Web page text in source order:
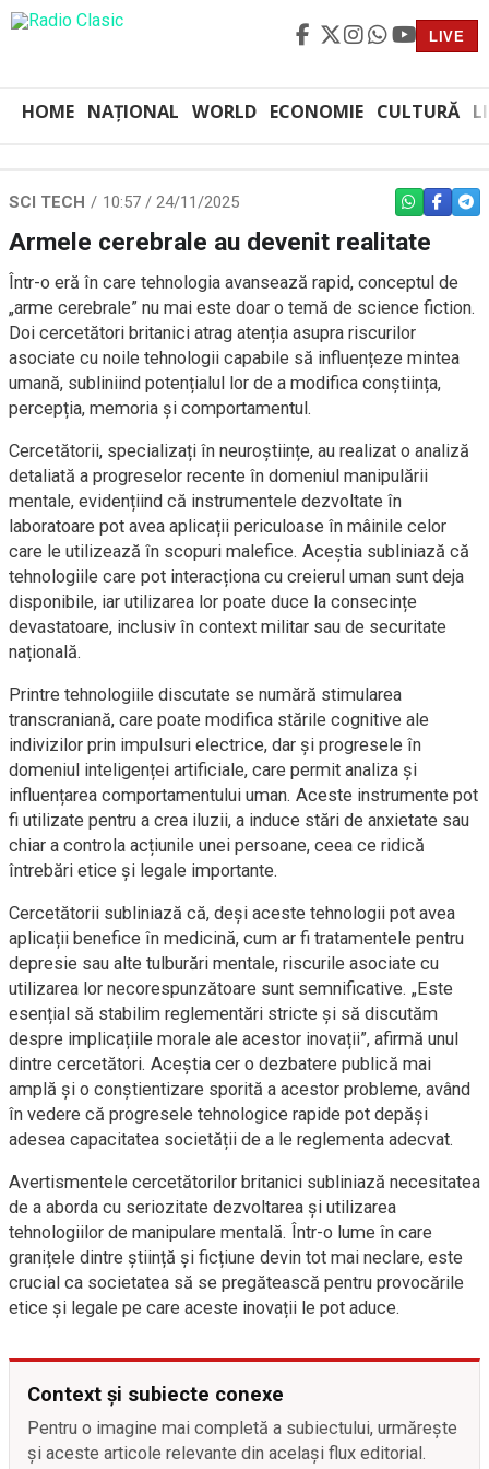
LIVE
HOME NAȚIONAL WORLD ECONOMIE CULTURĂ
SCI TECH 10:57 / 24/11/2025 WHATSAPP
Armele cerebrale au devenit realitate
Într-o eră în care tehnologia avansează rapid, conceptul de
„arme cerebrale” nu mai este doar o temă de science fiction.
Doi cercetători britanici atrag atenția asupra riscurilor
asociate cu noile tehnologii capabile să influențeze mintea
umană, subliniind potențialul lor de a modifica conștiința,
percepția, memoria și comportamentul.
Cercetătorii, specializați în neuroștiințe, au realizat o analiză
detaliată a progreselor recente în domeniul manipulării
mentale, evidențiind că instrumentele dezvoltate în
laboratoare pot avea aplicații periculoase în mâinile celor
care le utilizează în scopuri malefice. Aceștia subliniază că
tehnologiile care pot interacționa cu creierul uman sunt deja
disponibile, iar utilizarea lor poate duce la consecințe
devastatoare, inclusiv în context militar sau de securitate
națională.
Printre tehnologiile discutate se numără stimularea
transcraniană, care poate modifica stările cognitive ale
indivizilor prin impulsuri electrice, dar și progresele în
domeniul inteligenței artificiale, care permit analiza și
influențarea comportamentului uman. Aceste instrumente pot
fi utilizate pentru a crea iluzii, a induce stări de anxietate sau
chiar a controla acțiunile unei persoane, ceea ce ridică
întrebări etice și legale importante.
Cercetătorii subliniază că, deși aceste tehnologii pot avea
aplicații benefice în medicină, cum ar fi tratamentele pentru
depresie sau alte tulburări mentale, riscurile asociate cu
utilizarea lor necorespunzătoare sunt semnificative. „Este
esențial să stabilim reglementări stricte și să discutăm
despre implicațiile morale ale acestor inovații”, afirmă unul
dintre cercetători. Aceștia cer o dezbatere publică mai
amplă și o conștientizare sporită a acestor probleme, având
în vedere că progresele tehnologice rapide pot depăși
adesea capacitatea societății de a le reglementa adecvat.
Avertismentele cercetătorilor britanici subliniază necesitatea
de a aborda cu seriozitate dezvoltarea și utilizarea
tehnologiilor de manipulare mentală. Într-o lume în care
granițele dintre știință și ficțiune devin tot mai neclare, este
crucial ca societatea să se pregătească pentru provocările
etice și legale pe care aceste inovații le pot aduce.
Context și subiecte conexe
Pentru o imagine mai completă a subiectului, urmărește
și aceste articole relevante din același flux editorial.